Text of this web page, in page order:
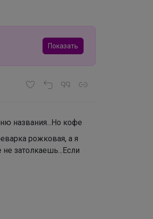
Показать
названия...Но кофе
рожковая, а я
затолкаешь...Если